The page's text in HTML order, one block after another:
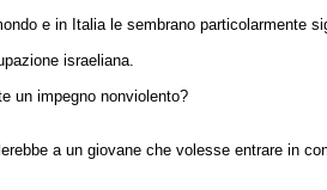
e in Italia le sembrano particolarmente
israeliana.
un impegno nonviolento?
a un giovane che volesse entrare in